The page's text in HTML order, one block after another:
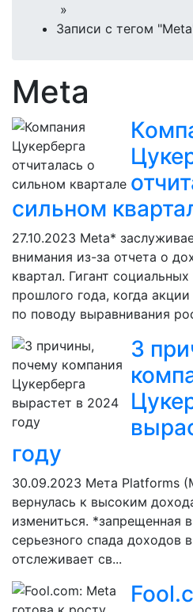
»
Записи с тегом
Meta
сильном
27.10.2023 Meta*
внимания из-за отчета о
квартал. Гигант
прошлого года, когда
по поводу выравнивания
3
году
30.09.2023 Мета Platforms
вернулась к высоким
измениться. *запрещенная
серьезного спада доходов
отслеживает св...